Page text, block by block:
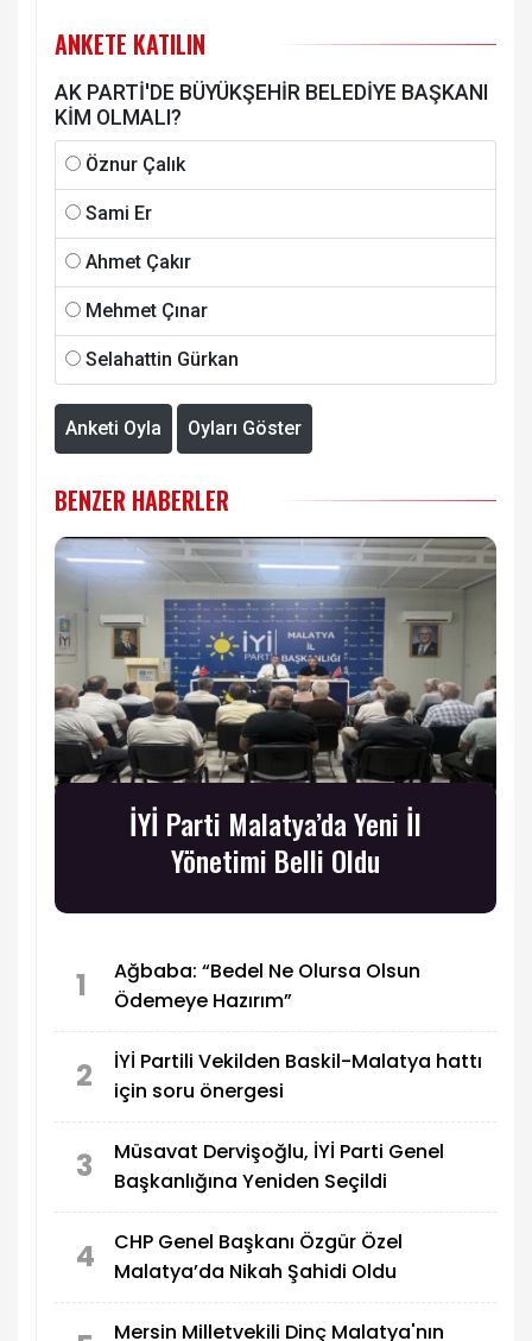
ANKETE KATILIN
AK PARTİ'DE BÜYÜKŞEHİR BELEDİYE BAŞKANI
KİM OLMALI?
Öznur Çalık
Sami Er
Ahmet Çakır
Mehmet Çınar
Selahattin Gürkan
Anketi Oyla Oyları Göster
BENZER HABERLER
İYİ Parti Malatya’da Yeni İl
Yönetimi Belli Oldu
1
Ağbaba: “Bedel Ne Olursa Olsun
Ödemeye Hazırım”
2
İYİ Partili Vekilden Baskil-Malatya hattı
için soru önergesi
3
Müsavat Dervişoğlu, İYİ Parti Genel
Başkanlığına Yeniden Seçildi
4
CHP Genel Başkanı Özgür Özel
Malatya’da Nikah Şahidi Oldu
Mersin Milletvekili Dinç Malatya'nın